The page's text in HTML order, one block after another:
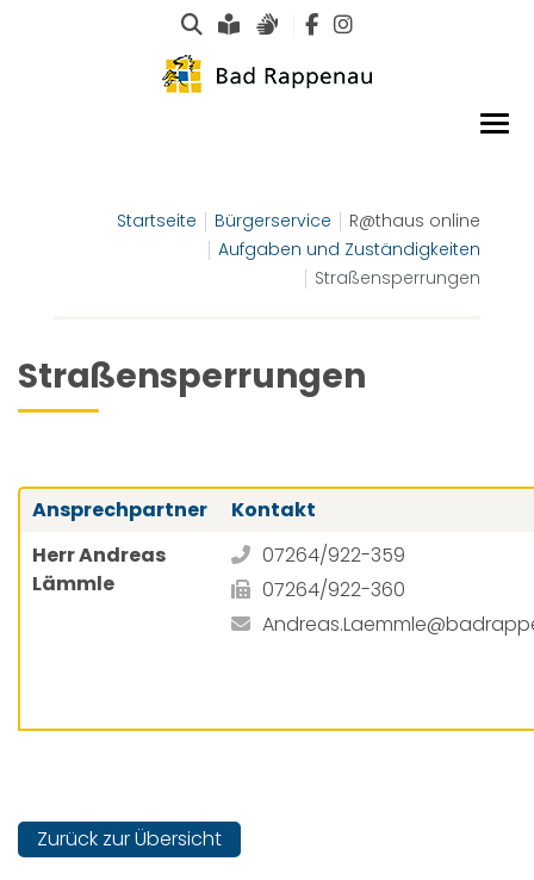
Suche
Leichte Sprache
Gebärdensprachen
Startseite Bürgerservice
R@thaus online
Aufgaben und Zuständigkeiten
Straßensperrungen
Straßensperrungen
Ansprechpartner
Kontakt
Herr Andreas
Lämmle
07264/922-359
07264/922-360
Zurück zur Übersicht